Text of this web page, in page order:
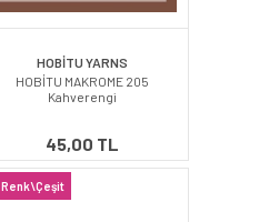
HOBİTU YARNS
HOBİTU MAKROME 205
Kahverengi
45,00 TL
Renk\Çeşit